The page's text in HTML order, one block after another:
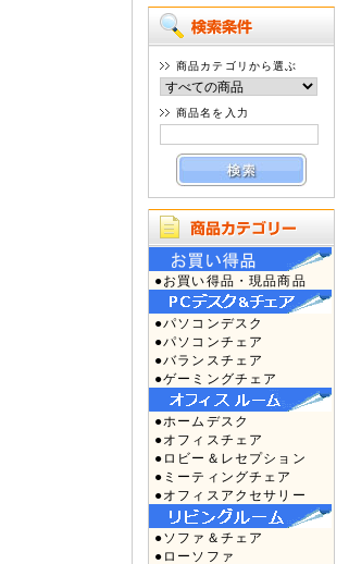
商品カテゴリから選ぶ
商品名を入力
●お買い得品・現品商品
●パソコンデスク
●パソコンチェア
●バランスチェア
●ゲーミングチェア
●ホームデスク
●オフィスチェア
●ロビー＆レセプション
●ミーティングチェア
●オフィスアクセサリー
●ソファ＆チェア
●ローソファ